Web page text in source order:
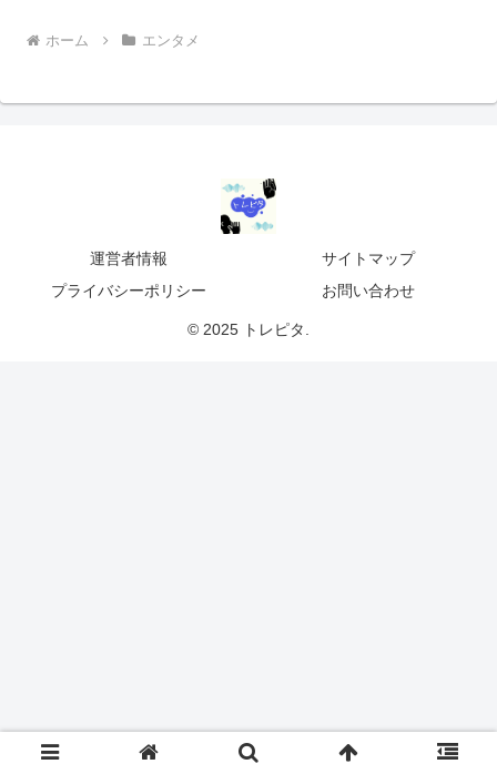
ホーム エンタメ
運営者情報
サイトマップ
プライバシーポリシー
お問い合わせ
© 2025 トレピタ.